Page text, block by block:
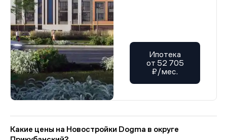
Ипотека
от 52 705
₽/мес.
Какие цены на Новостройки Dogma в округе